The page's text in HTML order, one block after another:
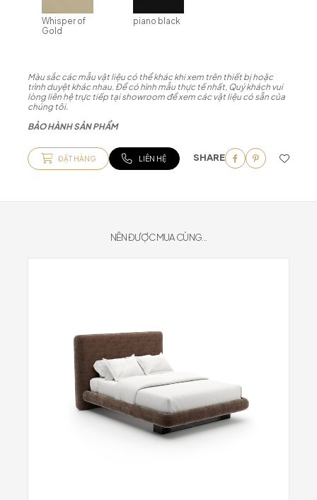
Whisper of
Gold
piano black
Màu sắc các mẫu vật liệu có thể khác khi xem trên thiết bị hoặc
trình duyệt khác nhau. Để có hình mẫu thực tế nhất, Quý khách vui
lòng liên hệ trực tiếp tại showroom để xem các vật liệu có sẵn của
chúng tôi.
BẢO HÀNH SẢN PHẨM
ĐẶT HÀNG LIÊN HỆ SHARE
NÊN ĐƯỢC MUA CÙNG...